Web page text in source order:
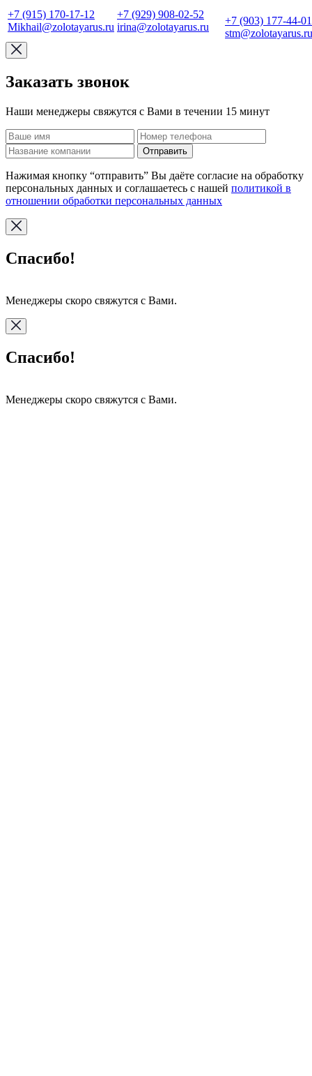
+7 (915) 170-17-12
Mikhail@zolotayarus.ru
+7 (929) 908-02-52
irina@zolotayarus.ru
+7 (903) 177-44-01
stm@zolotayarus.ru
Заказать звонок
Наши менеджеры свяжутся с Вами в течении 15 минут
Отправить
Нажимая кнопку “отправить” Вы даёте согласие на обработку
персональных данных и соглашаетесь с нашей политикой в
отношении обработки персональных данных
Спасибо!
Менеджеры скоро свяжутся с Вами.
Спасибо!
Менеджеры скоро свяжутся с Вами.